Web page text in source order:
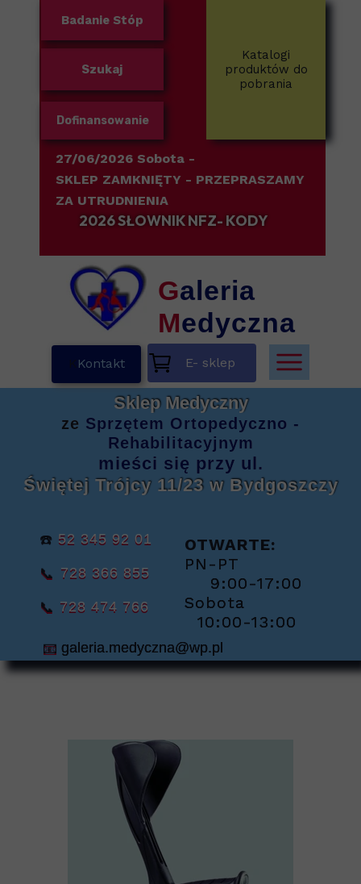
📧 galeria.medyczna@wp.pl
Kontakt
27/06/2026 Sobota -
SKLEP ZAMKNIĘTY - PRZEPRASZAMY
ZA UTRUDNIENIA
☎️ 52 345 92 01
📞 728 366 855
📞 728 474 766
OTWARTE:
PN-PT
9:00-17:00
Sobota
10:00-13:00
Galeria
Medyczna
Sklep Medyczny
ze Sprzętem Ortopedyczno -
Rehabilitacyjnym
mieści się przy ul.
Świętej Trójcy 11/23 w Bydgoszczy
E- sklep
Katalogi
produktów do
pobrania
2026 SŁOWNIK NFZ- KODY
Badanie Stóp
Szukaj
Dofinansowanie